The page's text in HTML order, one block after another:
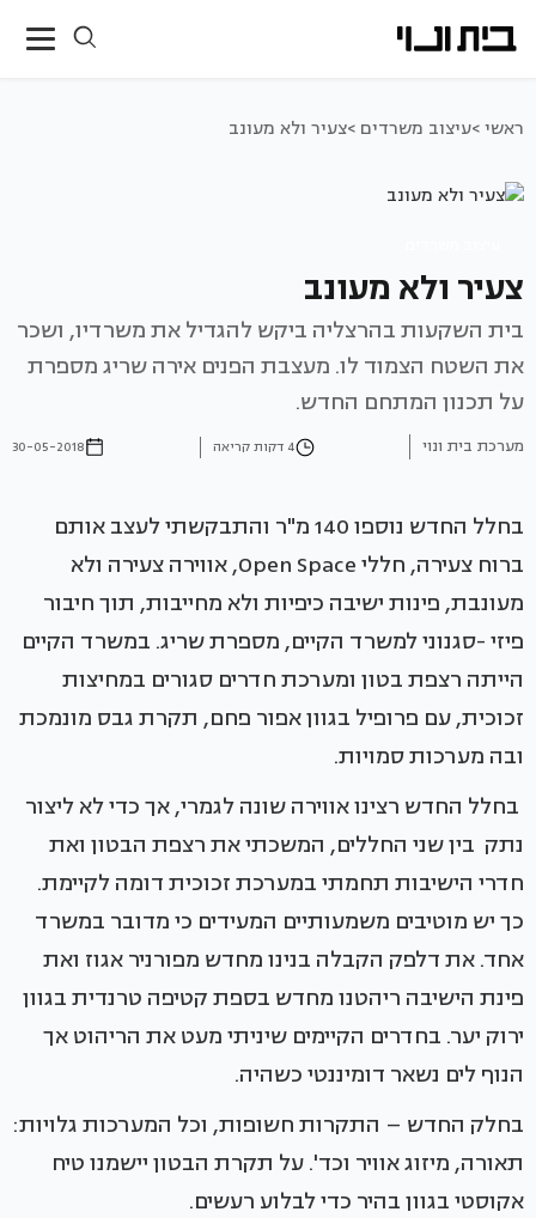
ראשי >עיצוב משרדים >צעיר ולא מעונב
צעיר ולא מעונב
בית השקעות בהרצליה ביקש להגדיל את משרדיו, ושכר
את השטח הצמוד לו. מעצבת הפנים אירה שריג מספרת
על תכנון המתחם החדש.
מערכת בית ונוי 4 דקות קריאה 30-05-2018
בחלל החדש נוספו 140 מ"ר והתבקשתי לעצב אותם
ברוח צעירה, חללי Open Space, אווירה צעירה ולא
מעונבת, פינות ישיבה כיפיות ולא מחייבות, תוך חיבור
פיזי -סגנוני למשרד הקיים, מספרת שריג. במשרד הקיים
הייתה רצפת בטון ומערכת חדרים סגורים במחיצות
זכוכית, עם פרופיל בגוון אפור פחם, תקרת גבס מונמכת
ובה מערכות סמויות.
בחלל החדש רצינו אווירה שונה לגמרי, אך כדי לא ליצור
נתק בין שני החללים, המשכתי את רצפת הבטון ואת
חדרי הישיבות תחמתי במערכת זכוכית דומה לקיימת.
כך יש מוטיבים משמעותיים המעידים כי מדובר במשרד
אחד. את דלפק הקבלה בנינו מחדש מפורניר אגוז ואת
פינת הישיבה ריהטנו מחדש בספת קטיפה טרנדית בגוון
ירוק יער. בחדרים הקיימים שיניתי מעט את הריהוט אך
הנוף לים נשאר דומיננטי כשהיה.
בחלק החדש – התקרות חשופות, וכל המערכות גלויות:
תאורה, מיזוג אוויר וכד'. על תקרת הבטון יישמנו טיח
אקוסטי בגוון בהיר כדי לבלוע רעשים.